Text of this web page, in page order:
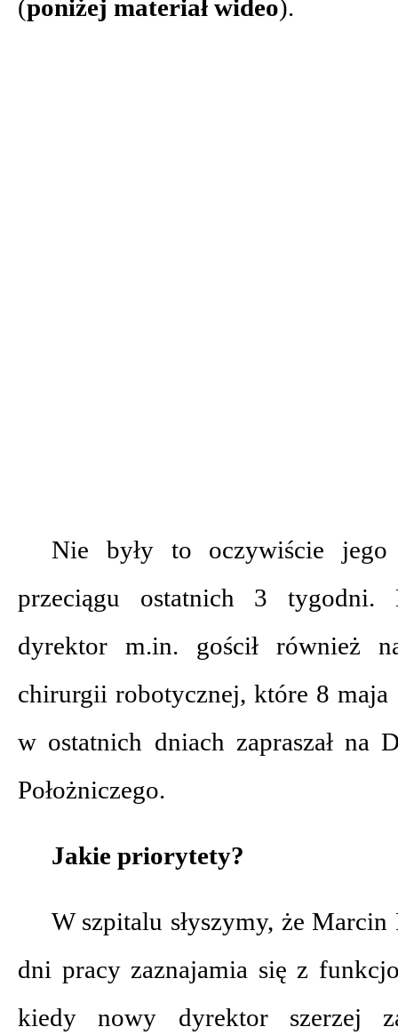
(poniżej materiał wideo).
Nie były to oczywiście
przeciągu ostatnich 3 tygodni.
dyrektor m.in. gościł również
chirurgii robotycznej, które 8 maja
w ostatnich dniach zapraszał na
Położniczego.
Jakie priorytety?
W szpitalu słyszymy, że
dni pracy zaznajamia się z
kiedy nowy dyrektor szerzej